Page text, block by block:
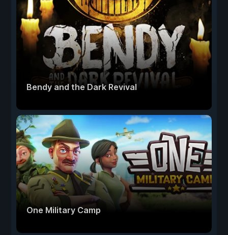
Bendy and the Dark Revival
One Military Camp